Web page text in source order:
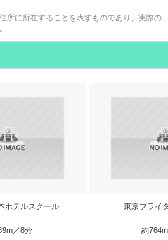
所に所在することを表すものであり、実際の
ホテルスクール
／8分
東京ブライ
約